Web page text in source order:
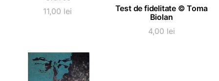
11,00 lei
Test de fidelitate © Toma
Biolan
4,00 lei